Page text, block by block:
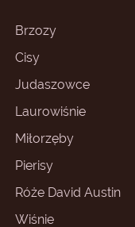
Brzozy
Cisy
Judaszowce
Laurowiśnie
Miłorzęby
Pierisy
Róże David Austin
Wiśnie